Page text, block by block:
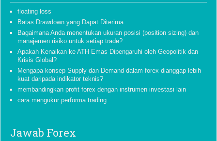
floating loss
Batas Drawdown yang Dapat Diterima
Bagaimana Anda menentukan ukuran posisi (position sizing) dan
manajemen risiko untuk setiap trade?
Apakah Kenaikan ke ATH Emas Dipengaruhi oleh Geopolitik dan
Krisis Global?
Mengapa konsep Supply dan Demand dalam forex dianggap lebih
kuat daripada indikator teknis?
membandingkan profit forex dengan instrumen investasi lain
cara mengukur performa trading
Jawab Forex